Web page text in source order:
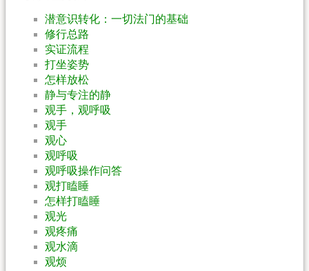
潜意识转化：一切法门的基础
修行总路
实证流程
打坐姿势
怎样放松
静与专注的静
观手，观呼吸
观手
观心
观呼吸
观呼吸操作问答
观打瞌睡
怎样打瞌睡
观光
观疼痛
观水滴
观烦